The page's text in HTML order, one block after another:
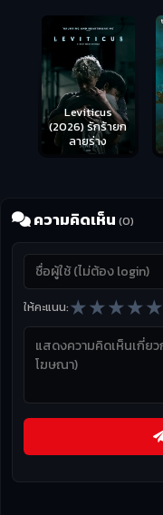
Leviticus
(2026) รักร้ายก
ลายร่าง
ความคิดเห็น (0)
ให้คะแนน:★★★★★